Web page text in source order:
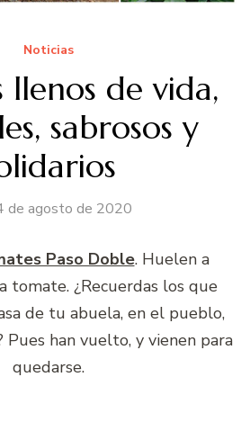
Noticias
llenos de vida,
sabrosos y
de agosto de 2020
Paso Doble. Huelen a
tomate. ¿Recuerdas los que
de tu abuela, en el pueblo,
Pues han vuelto, y vienen para
quedarse.